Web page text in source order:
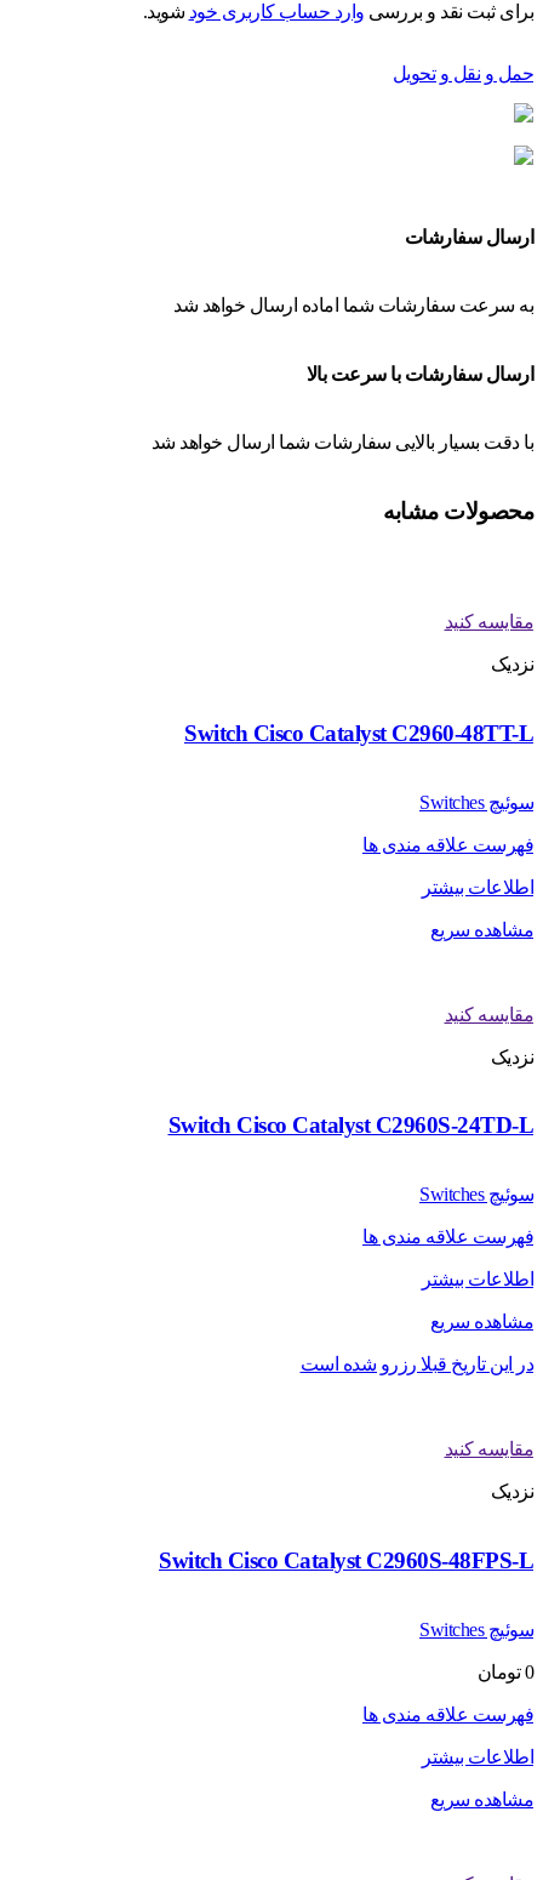
برای ثبت نقد و بررسی وارد حساب کاربری خود شوید.
حمل و نقل و تحویل
ارسال سفارشات
به سرعت سفارشات شما اماده ارسال خواهد شد
ارسال سفارشات با سرعت بالا
با دقت بسیار بالایی سفارشات شما ارسال خواهد شد
محصولات مشابه
مقایسه کنید
نزدیک
Switch Cisco Catalyst C2960-48TT-L
سوئیچ Switches
فهرست علاقه مندی ها
اطلاعات بیشتر
مشاهده سریع
مقایسه کنید
نزدیک
Switch Cisco Catalyst C2960S-24TD-L
سوئیچ Switches
فهرست علاقه مندی ها
اطلاعات بیشتر
مشاهده سریع
در این تاریخ قبلا رزرو شده است
مقایسه کنید
نزدیک
Switch Cisco Catalyst C2960S-48FPS-L
سوئیچ Switches
0 تومان
فهرست علاقه مندی ها
اطلاعات بیشتر
مشاهده سریع